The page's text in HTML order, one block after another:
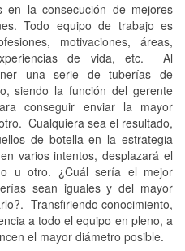
en la consecución de mejores
Todo equipo de trabajo es
motivaciones, áreas,
de vida, etc. Al
una serie de tuberías de
siendo la función del gerente
conseguir enviar la mayor
Cualquiera sea el resultado,
de botella en la estrategia
varios intentos, desplazará el
u otro. ¿Cuál sería el mejor
sean iguales y del mayor
Transfiriendo conocimiento,
a todo el equipo en pleno, a
el mayor diámetro posible.